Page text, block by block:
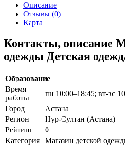
Описание
Отзывы (0)
Карта
Контакты, описание
одежды Детская
Образование
Время
работы
пн 10:00–18:45; вт-вс
Город
Астана
Регион
Нур-Султан (Астана)
Рейтинг
0
Категория
Магазин детской